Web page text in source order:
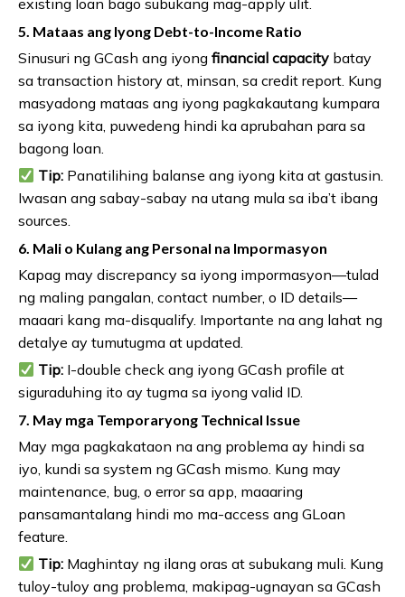
existing loan bago subukang mag-apply ulit.
5. Mataas ang Iyong Debt-to-Income Ratio
Sinusuri ng GCash ang iyong financial capacity batay
sa transaction history at, minsan, sa credit report. Kung
masyadong mataas ang iyong pagkakautang kumpara
sa iyong kita, puwedeng hindi ka aprubahan para sa
bagong loan.
Tip: Panatilihing balanse ang iyong kita at gastusin.
Iwasan ang sabay-sabay na utang mula sa iba’t ibang
sources.
6. Mali o Kulang ang Personal na Impormasyon
Kapag may discrepancy sa iyong impormasyon—tulad
ng maling pangalan, contact number, o ID details—
maaari kang ma-disqualify. Importante na ang lahat ng
detalye ay tumutugma at updated.
Tip: I-double check ang iyong GCash profile at
siguraduhing ito ay tugma sa iyong valid ID.
7. May mga Temporaryong Technical Issue
May mga pagkakataon na ang problema ay hindi sa
iyo, kundi sa system ng GCash mismo. Kung may
maintenance, bug, o error sa app, maaaring
pansamantalang hindi mo ma-access ang GLoan
feature.
Tip: Maghintay ng ilang oras at subukang muli. Kung
tuloy-tuloy ang problema, makipag-ugnayan sa GCash